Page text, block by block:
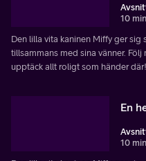
10 min
Den lilla vita kaninen Miffy ger sig
tillsammans med sina vänner.
upptäck allt roligt som händer där!
En
10 min